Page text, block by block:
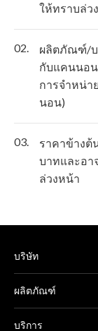
ให้ทราบล่ว
02.
ผลิตภัณฑ์/บ
กับแคนนอ
การจำหน่
นอน)
03.
ราคาข้างต้
บาทและอา
ล่วงหน้า
บริษัท
ผลิตภัณฑ์
บริการ